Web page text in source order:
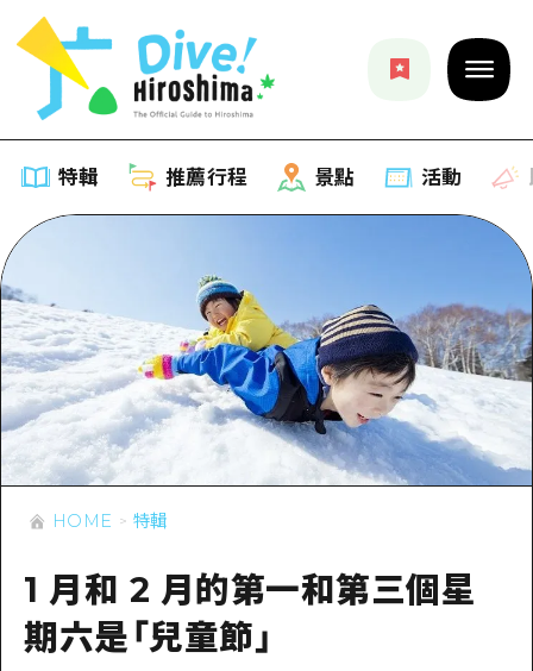
特輯 推薦行程 景點 活動
列表
推薦
藝術
美食·酒水
騎自行車
購物
推薦行程
列表
Dive! Hiroshima 官方向導
廣島隨意旅行
安芸
答對了
景點
廣島市內
答對了
美北
活動
有用的信息
HOME 特輯
1 月和 2 月的第一和第三個星
期六是「兒童節」